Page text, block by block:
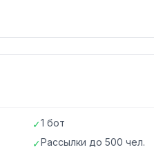
✓1 бот
✓Рассылки до 500 чел.